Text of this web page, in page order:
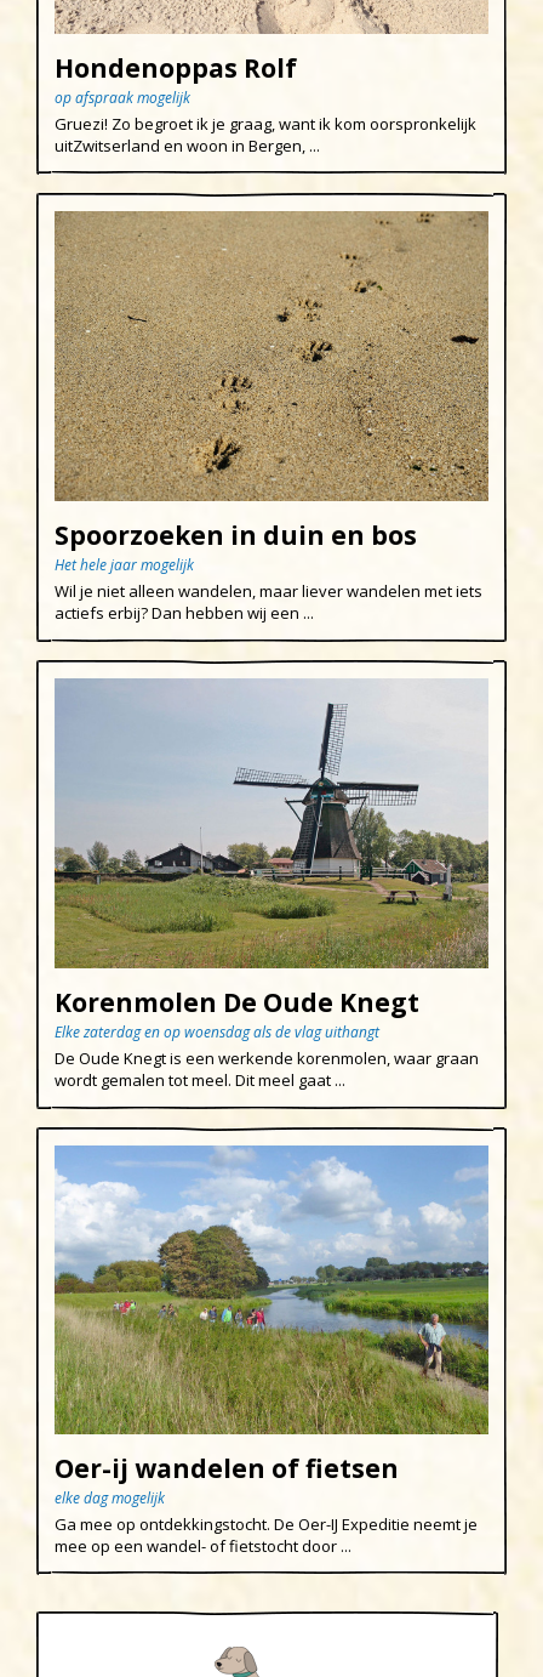
Hondenoppas Rolf
op afspraak mogelijk
Gruezi! Zo begroet ik je graag, want ik kom oorspronkelijk
uitZwitserland en woon in Bergen, ...
Spoorzoeken in duin en bos
Het hele jaar mogelijk
Wil je niet alleen wandelen, maar liever wandelen met iets
actiefs erbij? Dan hebben wij een ...
Korenmolen De Oude Knegt
Elke zaterdag en op woensdag als de vlag uithangt
De Oude Knegt is een werkende korenmolen, waar graan
wordt gemalen tot meel. Dit meel gaat ...
Oer-ij wandelen of fietsen
elke dag mogelijk
Ga mee op ontdekkingstocht. De Oer-IJ Expeditie neemt je
mee op een wandel- of fietstocht door ...